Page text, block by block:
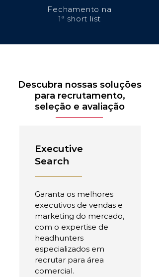
Fechamento na
1ª short list
Descubra nossas soluções
para recrutamento,
seleção e avaliação
Executive
Search
Garanta os melhores
executivos de vendas e
marketing do mercado,
com o expertise de
headhunters
especializados em
recrutar para área
comercial.